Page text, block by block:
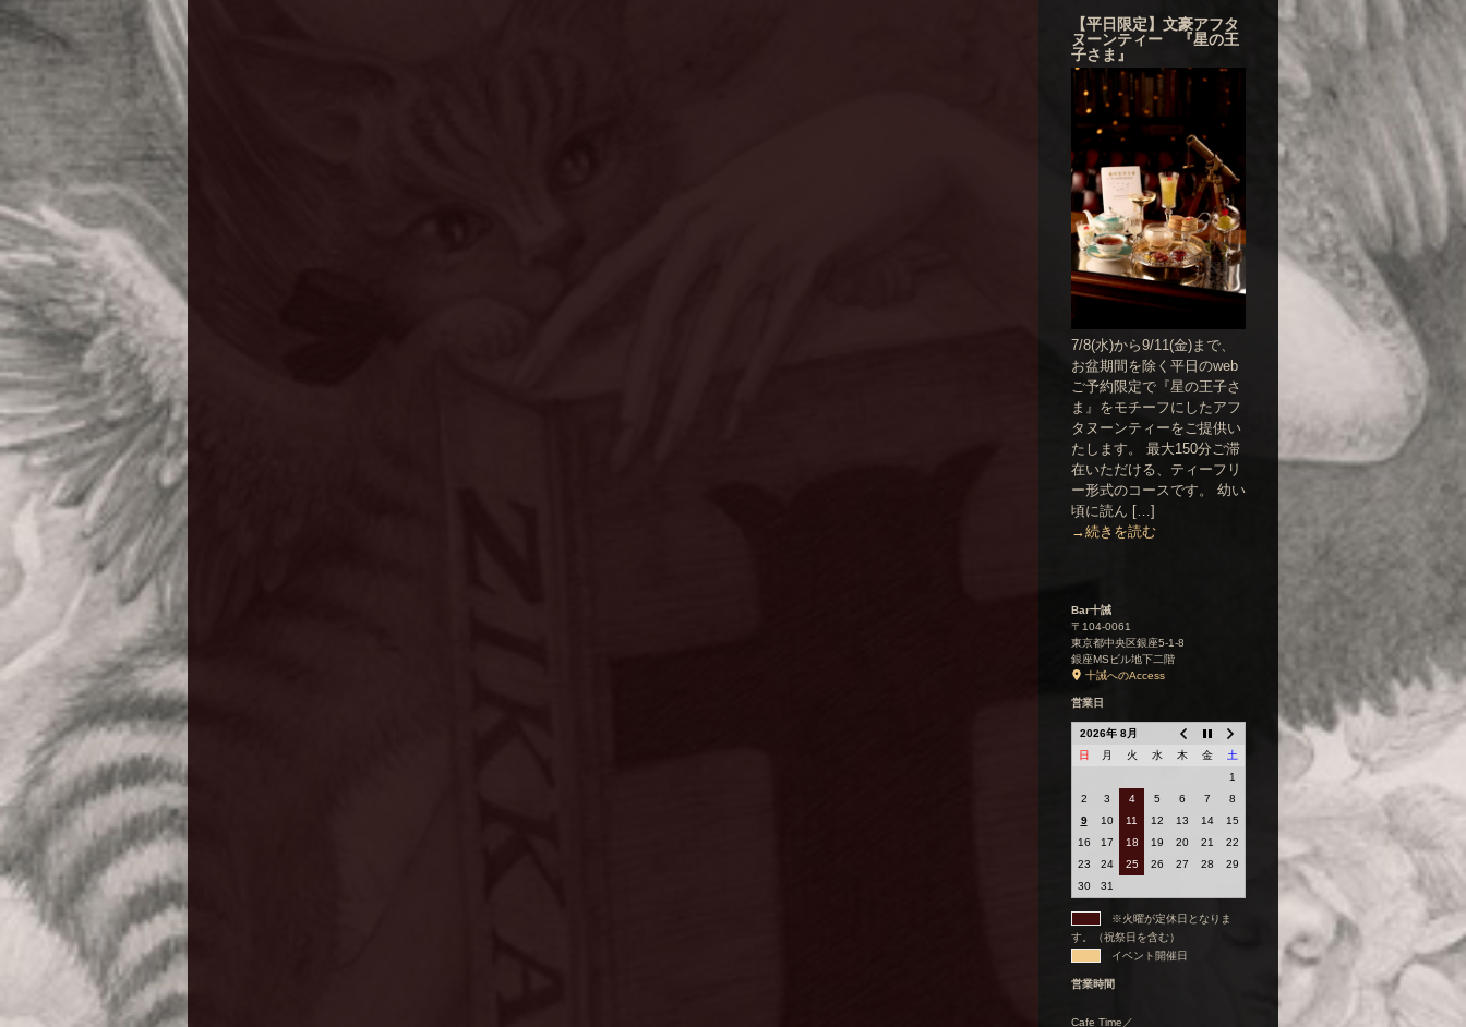
【平日限定】文豪アフタ
ヌーンティー 『星の王
子さま』
7/8(水)から9/11(金)まで、
お盆期間を除く平日のweb
ご予約限定で『星の王子さ
ま』をモチーフにしたアフ
タヌーンティーをご提供い
たします。 最大150分ご滞
在いただける、ティーフリ
ー形式のコースです。 幼い
頃に読ん […]
→続きを読む
Bar十誡
〒104-0061
東京都中央区銀座5-1-8
銀座MSビル地下二階
十誡へのAccess
営業日
2026年 8月
日
月 火 水 木 金
土
1
2
3 4 5 6 7
8
9
10 11 12 13 14
15
16
17 18 19 20 21
22
23
24 25 26 27 28
29
30
31
※火曜が定休日となりま
す。（祝祭日を含む）
イベント開催日
営業時間
Cafe Time／